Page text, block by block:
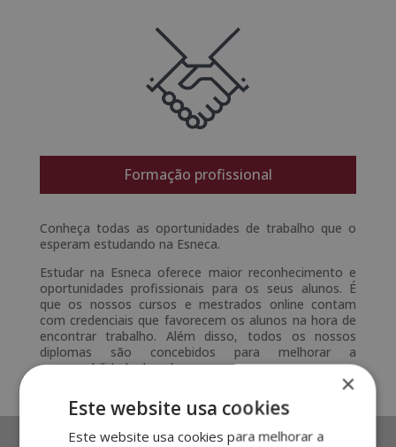
Formação profissional
Conheça todas as oportunidades de trabalho que o
esperam​ estudando na Esneca.
Estudar na Esneca oferece maior reconhecimento e
oportunidades profissionais para os seus alunos. É
que os nossos cursos e mestrados online contam
com credenciais que favorecem os alunos na hora de
encontrar trabalho. Além disso, todos os nossos
diplomas são concebidos para melhorar a
empregabilidade dos alunos.
×
Este website usa cookies
Este website usa cookies para melhorar a